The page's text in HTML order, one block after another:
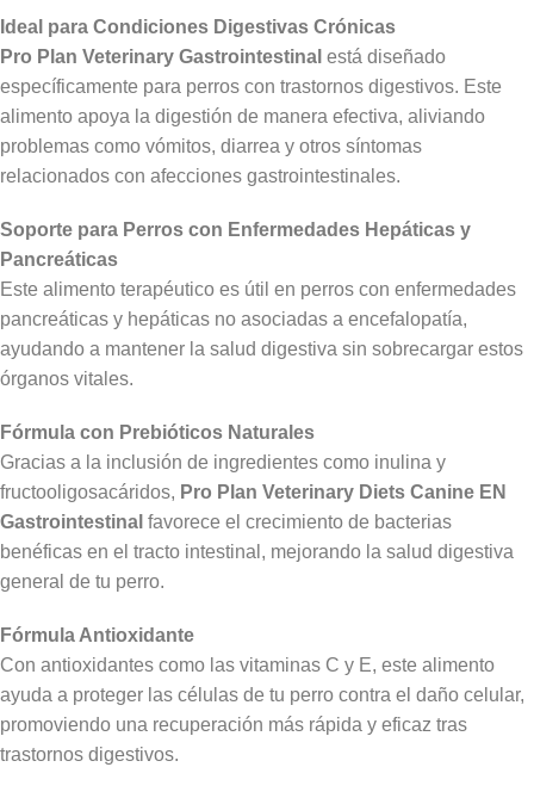
Ideal para Condiciones Digestivas Crónicas
Pro Plan Veterinary Gastrointestinal está diseñado
específicamente para perros con trastornos digestivos. Este
alimento apoya la digestión de manera efectiva, aliviando
problemas como vómitos, diarrea y otros síntomas
relacionados con afecciones gastrointestinales.
Soporte para Perros con Enfermedades Hepáticas y
Pancreáticas
Este alimento terapéutico es útil en perros con enfermedades
pancreáticas y hepáticas no asociadas a encefalopatía,
ayudando a mantener la salud digestiva sin sobrecargar estos
órganos vitales.
Fórmula con Prebióticos Naturales
Gracias a la inclusión de ingredientes como inulina y
fructooligosacáridos, Pro Plan Veterinary Diets Canine EN
Gastrointestinal favorece el crecimiento de bacterias
benéficas en el tracto intestinal, mejorando la salud digestiva
general de tu perro.
Fórmula Antioxidante
Con antioxidantes como las vitaminas C y E, este alimento
ayuda a proteger las células de tu perro contra el daño celular,
promoviendo una recuperación más rápida y eficaz tras
trastornos digestivos.